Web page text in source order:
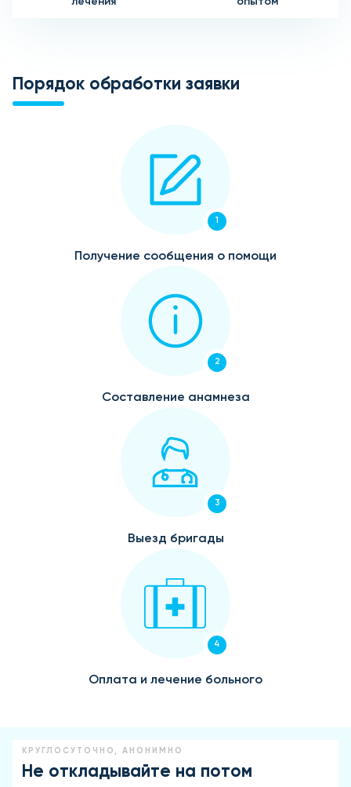
Порядок обработки заявки
1
Получение сообщения о помощи
2
Составление анамнеза
3
Выезд бригады
4
Оплата и лечение больного
КРУГЛОСУТОЧНО, АНОНИМНО
Не откладывайте на потом